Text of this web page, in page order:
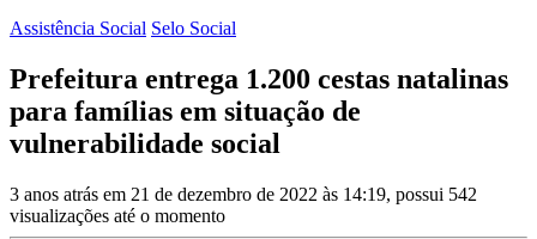
Assistência Social Selo Social
Prefeitura entrega 1.200 cestas natalinas
para famílias em situação de
vulnerabilidade social
3 anos atrás em 21 de dezembro de 2022 às 14:19, possui 542
visualizações até o momento